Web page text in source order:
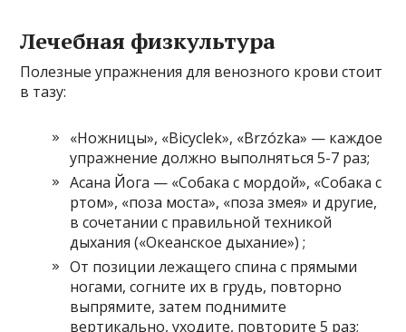
Лечебная физкультура
Полезные упражнения для венозного крови стоит
в тазу:
«Ножницы», «Bicyclek», «Brzózka» — каждое
упражнение должно выполняться 5-7 раз;
Асана Йога — «Собака с мордой», «Собака с
ртом», «поза моста», «поза змея» и другие,
в сочетании с правильной техникой
дыхания («Океанское дыхание») ;
От позиции лежащего спина с прямыми
ногами, согните их в грудь, повторно
выпрямите, затем поднимите
вертикально, уходите, повторите 5 раз;